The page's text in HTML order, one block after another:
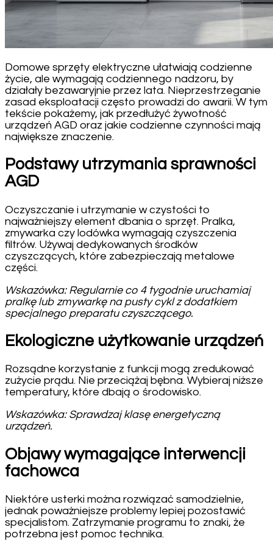
Domowe sprzęty elektryczne ułatwiają codzienne
życie, ale wymagają codziennego nadzoru, by
działały bezawaryjnie przez lata. Nieprzestrzeganie
zasad eksploatacji często prowadzi do awarii. W tym
tekście pokażemy, jak przedłużyć żywotność
urządzeń AGD oraz jakie codzienne czynności mają
największe znaczenie.
Podstawy utrzymania sprawności
AGD
Oczyszczanie i utrzymanie w czystości to
najważniejszy element dbania o sprzęt. Pralka,
zmywarka czy lodówka wymagają czyszczenia
filtrów. Używaj dedykowanych środków
czyszczących, które zabezpieczają metalowe
części.
Wskazówka: Regularnie co 4 tygodnie uruchamiaj
pralkę lub zmywarkę na pusty cykl z dodatkiem
specjalnego preparatu czyszczącego.
Ekologiczne użytkowanie urządzeń
Rozsądne korzystanie z funkcji mogą zredukować
zużycie prądu. Nie przeciążaj bębna. Wybieraj niższe
temperatury, które dbają o środowisko.
Wskazówka: Sprawdzaj klasę energetyczną
urządzeń.
Objawy wymagające interwencji
fachowca
Niektóre usterki można rozwiązać samodzielnie,
jednak poważniejsze problemy lepiej pozostawić
specjalistom. Zatrzymanie programu to znaki, że
potrzebna jest pomoc technika.